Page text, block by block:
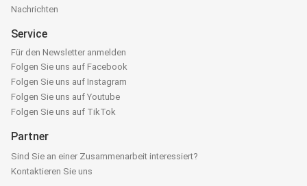
Nachrichten
Service
Für den Newsletter anmelden
Folgen Sie uns auf Facebook
Folgen Sie uns auf Instagram
Folgen Sie uns auf Youtube
Folgen Sie uns auf TikTok
Partner
Sind Sie an einer Zusammenarbeit interessiert?
Kontaktieren Sie uns